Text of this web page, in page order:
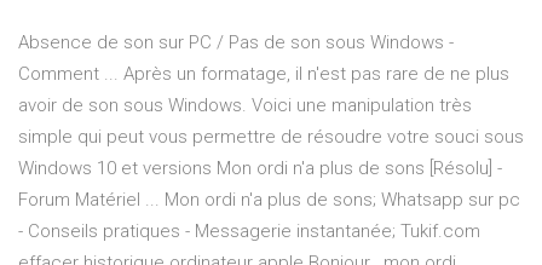
Absence de son sur PC / Pas de son sous Windows -
Comment ... Après un formatage, il n'est pas rare de ne plus
avoir de son sous Windows. Voici une manipulation très
simple qui peut vous permettre de résoudre votre souci sous
Windows 10 et versions Mon ordi n'a plus de sons [Résolu] -
Forum Matériel ... Mon ordi n'a plus de sons; Whatsapp sur pc
- Conseils pratiques - Messagerie instantanée; Tukif.com